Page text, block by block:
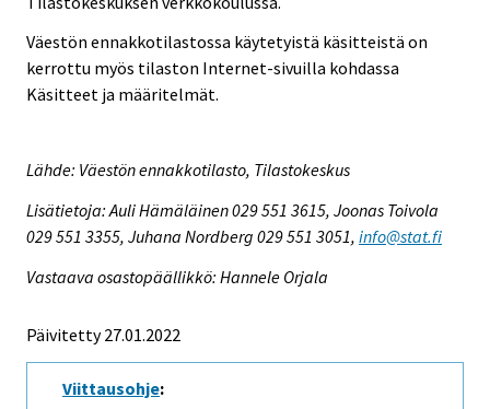
Väestön ennakkotilastossa käytetyistä käsitteistä on
kerrottu myös tilaston Internet-sivuilla kohdassa
Käsitteet ja määritelmät.
Lähde: Väestön ennakkotilasto, Tilastokeskus
Lisätietoja: Auli Hämäläinen 029 551 3615, Joonas Toivola
029 551 3355, Juhana Nordberg 029 551 3051, info@stat.fi
Vastaava osastopäällikkö: Hannele Orjala
Päivitetty 27.01.2022
Viittausohje: